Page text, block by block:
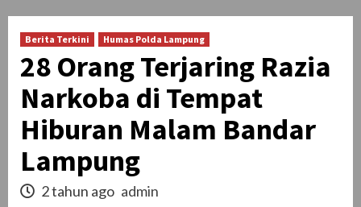
Berita Terkini Humas Polda Lampung
28 Orang Terjaring Razia
Narkoba di Tempat
Hiburan Malam Bandar
Lampung
2 tahun ago admin